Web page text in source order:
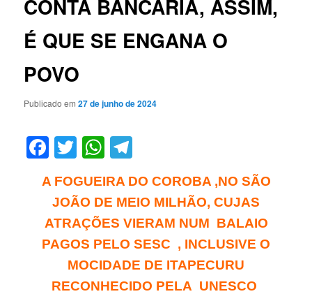
CONTA BANCÁRIA, ASSIM,
É QUE SE ENGANA O
POVO
Publicado em27 de junho de 2024
Facebook
TwitterWhatsApp
A FOGUEIRA DO COROBA ,NO SÃO
JOÃO DE MEIO MILHÃO, CUJAS
ATRAÇÕES VIERAM NUM BALAIO
PAGOS PELO SESC , INCLUSIVE O
MOCIDADE DE ITAPECURU
RECONHECIDO PELA UNESCO